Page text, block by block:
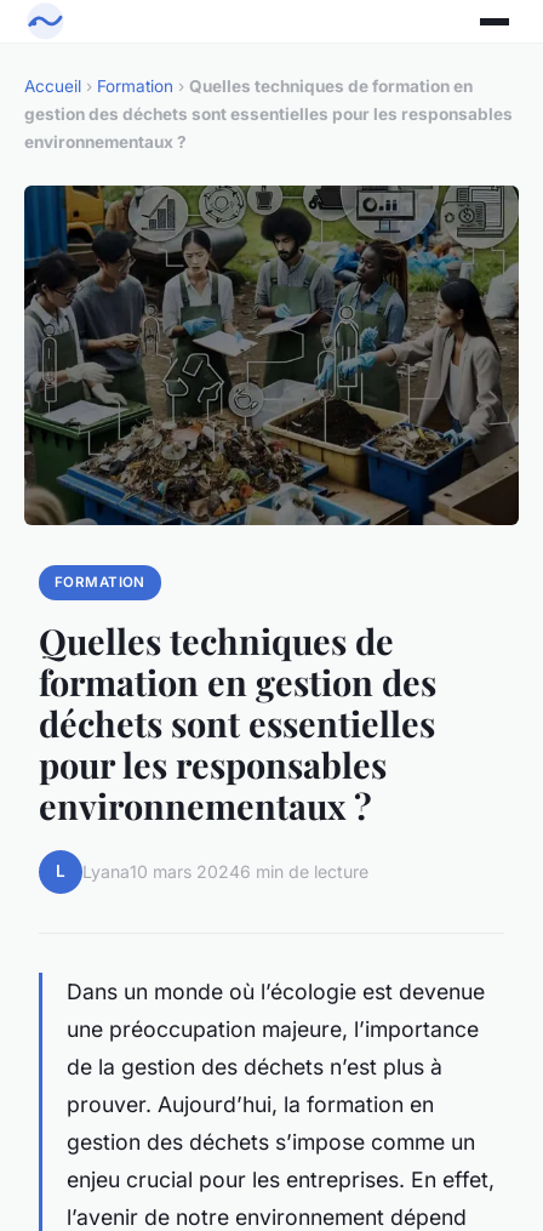
Accueil › Formation › Quelles techniques de formation en
gestion des déchets sont essentielles pour les responsables
environnementaux ?
FORMATION
Quelles techniques de
formation en gestion des
déchets sont essentielles
pour les responsables
environnementaux ?
L Lyana10 mars 20246 min de lecture
Dans un monde où l’écologie est devenue
une préoccupation majeure, l’importance
de la gestion des déchets n’est plus à
prouver. Aujourd’hui, la formation en
gestion des déchets s’impose comme un
enjeu crucial pour les entreprises. En effet,
l’avenir de notre environnement dépend